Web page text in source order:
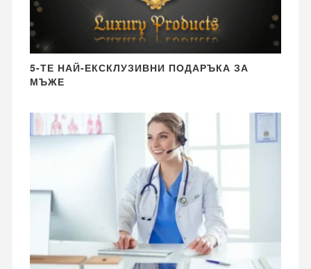
5-ТЕ НАЙ-ЕКСКЛУЗИВНИ ПОДАРЪКА ЗА
МЪЖЕ